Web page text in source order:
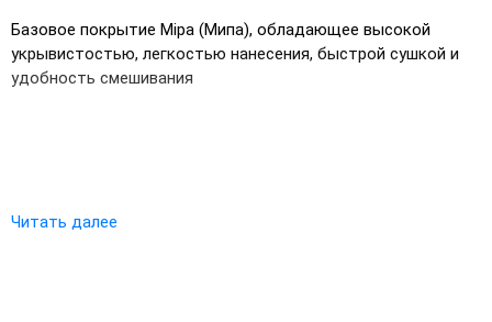
Базовое покрытие Mipa (Мипа), обладающее высокой
укрывистостью, легкостью нанесения, быстрой сушкой и
удобность смешивания
Читать далее